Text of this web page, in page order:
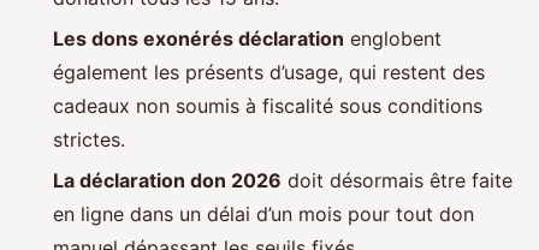
Les dons exonérés déclaration englobent
également les présents d’usage, qui restent des
cadeaux non soumis à fiscalité sous conditions
strictes.
La déclaration don 2026 doit désormais être faite
en ligne dans un délai d’un mois pour tout don